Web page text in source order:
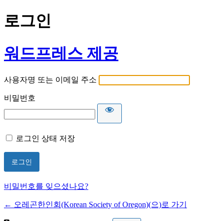
로그인
워드프레스 제공
사용자명 또는 이메일 주소
비밀번호
로그인 상태 저장
비밀번호를 잊으셨나요?
← 오레곤한인회(Korean Society of Oregon)(으)로 가기